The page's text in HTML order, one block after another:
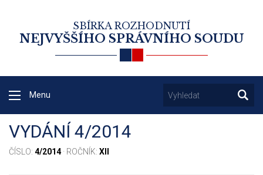
SBÍRKA ROZHODNUTÍ
NEJVYŠŠÍHO SPRÁVNÍHO SOUDU
Menu
VYDÁNÍ 4/2014
ČÍSLO: 4/2014· ROČNÍK: XII